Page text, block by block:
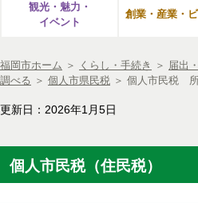
観光・魅力・
イベント
創業・産業・
福岡市ホーム ＞ くらし・手続き ＞ 届出
調べる ＞ 個人市県民税 ＞ 個人市民税
更新日：2026年1月5日
個人市民税（住民税）